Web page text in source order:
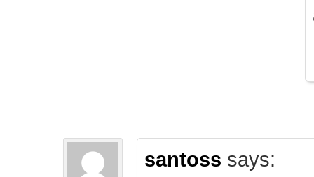
santoss says: